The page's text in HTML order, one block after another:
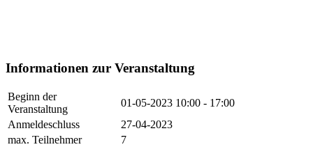
Informationen zur Veranstaltung
Beginn der
Veranstaltung
01-05-2023 10:00 - 17:00
Anmeldeschluss
27-04-2023
max. Teilnehmer
7